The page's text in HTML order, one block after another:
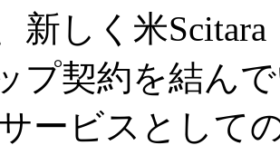
新しく米
プ契約を結ん
サービスとして